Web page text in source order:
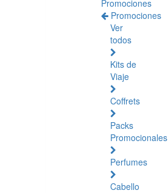
Promociones
Promociones
Ver
todos
Kits de
Viaje
Coffrets
Packs
Promocionales
Perfumes
Cabello